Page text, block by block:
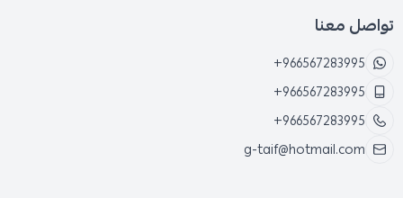
تواصل معنا
+966567283995
+966567283995
+966567283995
g-taif@hotmail.com